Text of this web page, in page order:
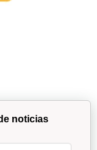
noticias